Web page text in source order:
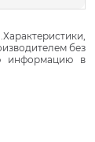
без
информацию в